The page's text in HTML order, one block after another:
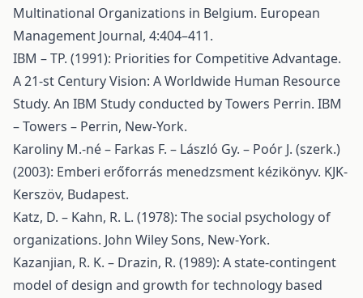
Multinational Organizations in Belgium. European
Management Journal, 4:404–411.
IBM – TP. (1991): Priorities for Competitive Advantage.
A 21-st Century Vision: A Worldwide Human Resource
Study. An IBM Study conducted by Towers Perrin. IBM
– Towers – Perrin, New-York.
Karoliny M.-né – Farkas F. – László Gy. – Poór J. (szerk.)
(2003): Emberi erőforrás menedzsment kézikönyv. KJK-
Kerszöv, Budapest.
Katz, D. – Kahn, R. L. (1978): The social psychology of
organizations. John Wiley Sons, New-York.
Kazanjian, R. K. – Drazin, R. (1989): A state-contingent
model of design and growth for technology based